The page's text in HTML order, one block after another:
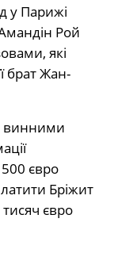
у Парижі
Рой
які
брат Жан-
винними
євро
Бріжит
тисяч євро